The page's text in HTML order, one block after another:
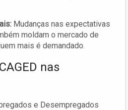
Mudanças nas expectativas
moldam o mercado de
mais é demandado.
nas
e Desempregados